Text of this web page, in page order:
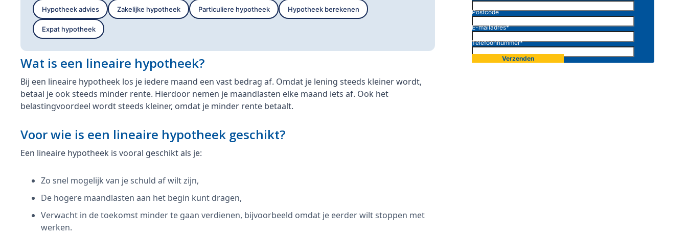
Hypotheek advies Zakelijke hypotheek Particuliere hypotheek Hypotheek berekenen
Expat hypotheek
Wat is een lineaire hypotheek?
Bij een lineaire hypotheek los je iedere maand een vast bedrag af. Omdat je lening steeds kleiner wordt,
betaal je ook steeds minder rente. Hierdoor nemen je maandlasten elke maand iets af. Ook het
belastingvoordeel wordt steeds kleiner, omdat je minder rente betaalt.
Voor wie is een lineaire hypotheek geschikt?
Een lineaire hypotheek is vooral geschikt als je:
Zo snel mogelijk van je schuld af wilt zijn,
De hogere maandlasten aan het begin kunt dragen,
Verwacht in de toekomst minder te gaan verdienen, bijvoorbeeld omdat je eerder wilt stoppen met
werken.